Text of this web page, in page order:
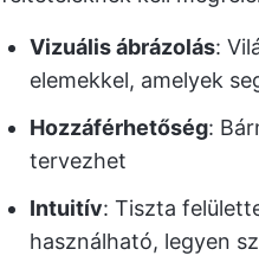
Vizuális ábrázolás:
elemekkel, amelyek
Hozzáférhetőség:
tervezhet
Intuitív: Tiszta
használható, legyen